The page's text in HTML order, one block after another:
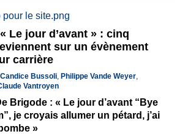
« Le jour d’avant » : cinq
sur un évènement
carrière
Candice Bussoli, Philippe Vande Weyer,
Vantroyen
Brigode : « Le jour d’avant “Bye
je croyais allumer un pétard, j’ai
»